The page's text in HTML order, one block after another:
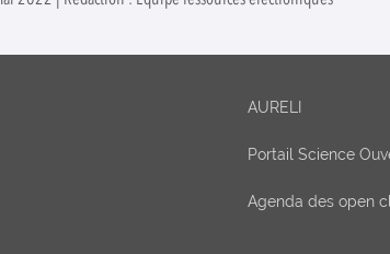
AURELI
Portail Science
Agenda des open